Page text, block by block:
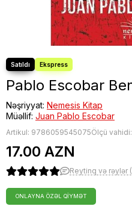
Pablo Escobar
Nəşriyyat: Nemesis Kitap
Müəllif: Juan Pablo Escobar
Artikul: 9786059545075Ölçü
17.00 AZN
Reytinq və rəylər
ONLAYNA ÖZƏL QIYMƏT